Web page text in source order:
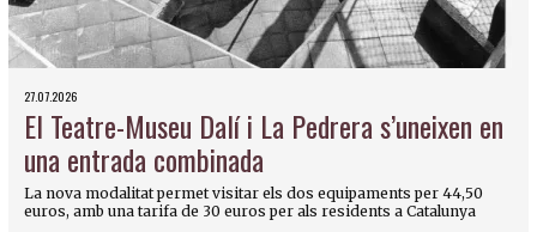
27.07.2026
El Teatre-Museu Dalí i La Pedrera s’uneixen en
una entrada combinada
La nova modalitat permet visitar els dos equipaments per 44,50
euros, amb una tarifa de 30 euros per als residents a Catalunya